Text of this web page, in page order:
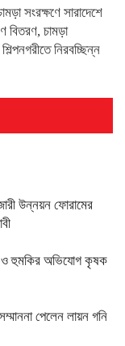
সংরক্ষণে সারাদেশে
বিতরণ, চামড়া
নিরবচ্ছিন্ন
উন্নয়ন ফোরামের
ও হুমকির অভিযোগ কৃষক
পেলেন লায়ন গনি